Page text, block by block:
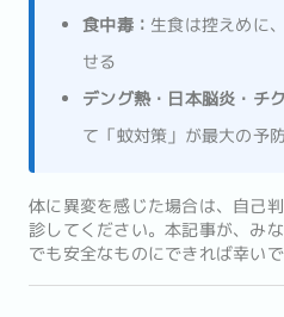
食中毒： 生食は控えめに
せる
デング熱・日本脳炎・チ
て「蚊対策」が最大の予
体に異変を感じた場合は、自己
診してください。本記事が、み
でも安全なものにできれば幸いで